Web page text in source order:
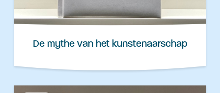
De mythe van het kunstenaarschap